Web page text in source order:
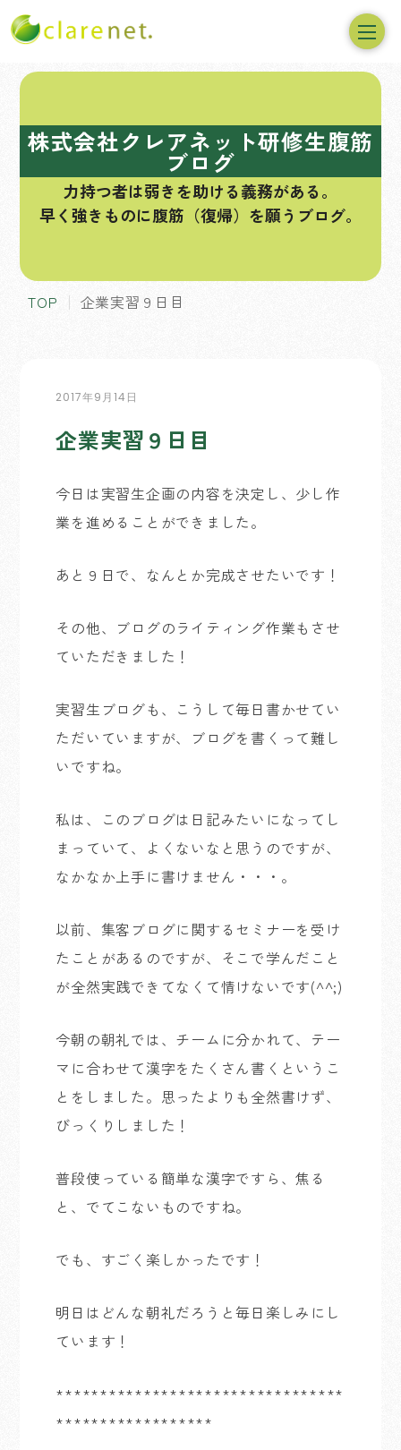
株式会社クレアネット研修生腹筋
ブログ
力持つ者は弱きを助ける義務がある。
早く強きものに腹筋（復帰）を願うブログ。
TOP 企業実習９日目
2017年9月14日
企業実習９日目
今日は実習生企画の内容を決定し、少し作
業を進めることができました。
あと９日で、なんとか完成させたいです！
その他、ブログのライティング作業もさせ
ていただきました！
実習生ブログも、こうして毎日書かせてい
ただいていますが、ブログを書くって難し
いですね。
私は、このブログは日記みたいになってし
まっていて、よくないなと思うのですが、
なかなか上手に書けません・・・。
以前、集客ブログに関するセミナーを受け
たことがあるのですが、そこで学んだこと
が全然実践できてなくて情けないです(^^;)
今朝の朝礼では、チームに分かれて、テー
マに合わせて漢字をたくさん書くというこ
とをしました。思ったよりも全然書けず、
びっくりしました！
普段使っている簡単な漢字ですら、焦る
と、でてこないものですね。
でも、すごく楽しかったです！
明日はどんな朝礼だろうと毎日楽しみにし
ています！
*********************************
******************